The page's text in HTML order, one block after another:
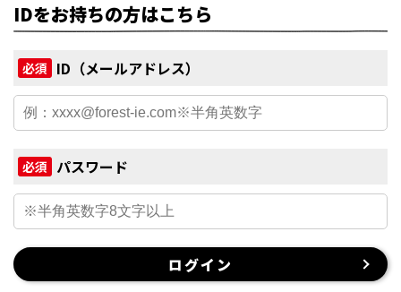
IDをお持ちの方はこちら
必須 ID（メールアドレス）
必須 パスワード
ログイン